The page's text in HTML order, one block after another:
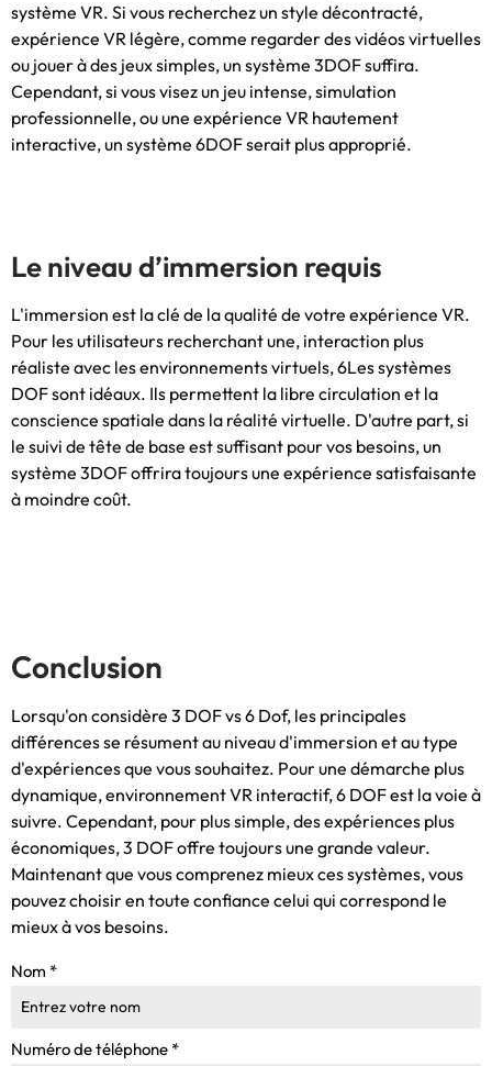
système VR. Si vous recherchez un style décontracté,
expérience VR légère, comme regarder des vidéos virtuelles
ou jouer à des jeux simples, un système 3DOF suffira.
Cependant, si vous visez un jeu intense, simulation
professionnelle, ou une expérience VR hautement
interactive, un système 6DOF serait plus approprié.
Le niveau d’immersion requis
L'immersion est la clé de la qualité de votre expérience VR.
Pour les utilisateurs recherchant une, interaction plus
réaliste avec les environnements virtuels, 6Les systèmes
DOF ​​sont idéaux. Ils permettent la libre circulation et la
conscience spatiale dans la réalité virtuelle. D'autre part, si
le suivi de tête de base est suffisant pour vos besoins, un
système 3DOF offrira toujours une expérience satisfaisante
à moindre coût.
Conclusion
Lorsqu'on considère 3 DOF vs 6 Dof, les principales
différences se résument au niveau d'immersion et au type
d'expériences que vous souhaitez. Pour une démarche plus
dynamique, environnement VR interactif, 6 DOF est la voie à
suivre. Cependant, pour plus simple, des expériences plus
économiques, 3 DOF offre toujours une grande valeur.
Maintenant que vous comprenez mieux ces systèmes, vous
pouvez choisir en toute confiance celui qui correspond le
mieux à vos besoins.
Nom *
Numéro de téléphone *